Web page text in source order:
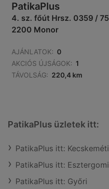
PatikaPlus
4. sz. főút Hrsz. 0359 /
2200 Monor
AJÁNLATOK: 0
AKCIÓS ÚJSÁGOK: 1
TÁVOLSÁG: 220,4 km
PatikaPlus üzletek itt:
PatikaPlus itt: Kecskeméti
PatikaPlus itt: Esztergomi
PatikaPlus itt: Győri